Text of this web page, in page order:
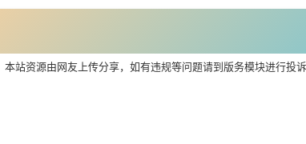
本站资源由网友上传分享，如有违规等问题请到版务模块进行投